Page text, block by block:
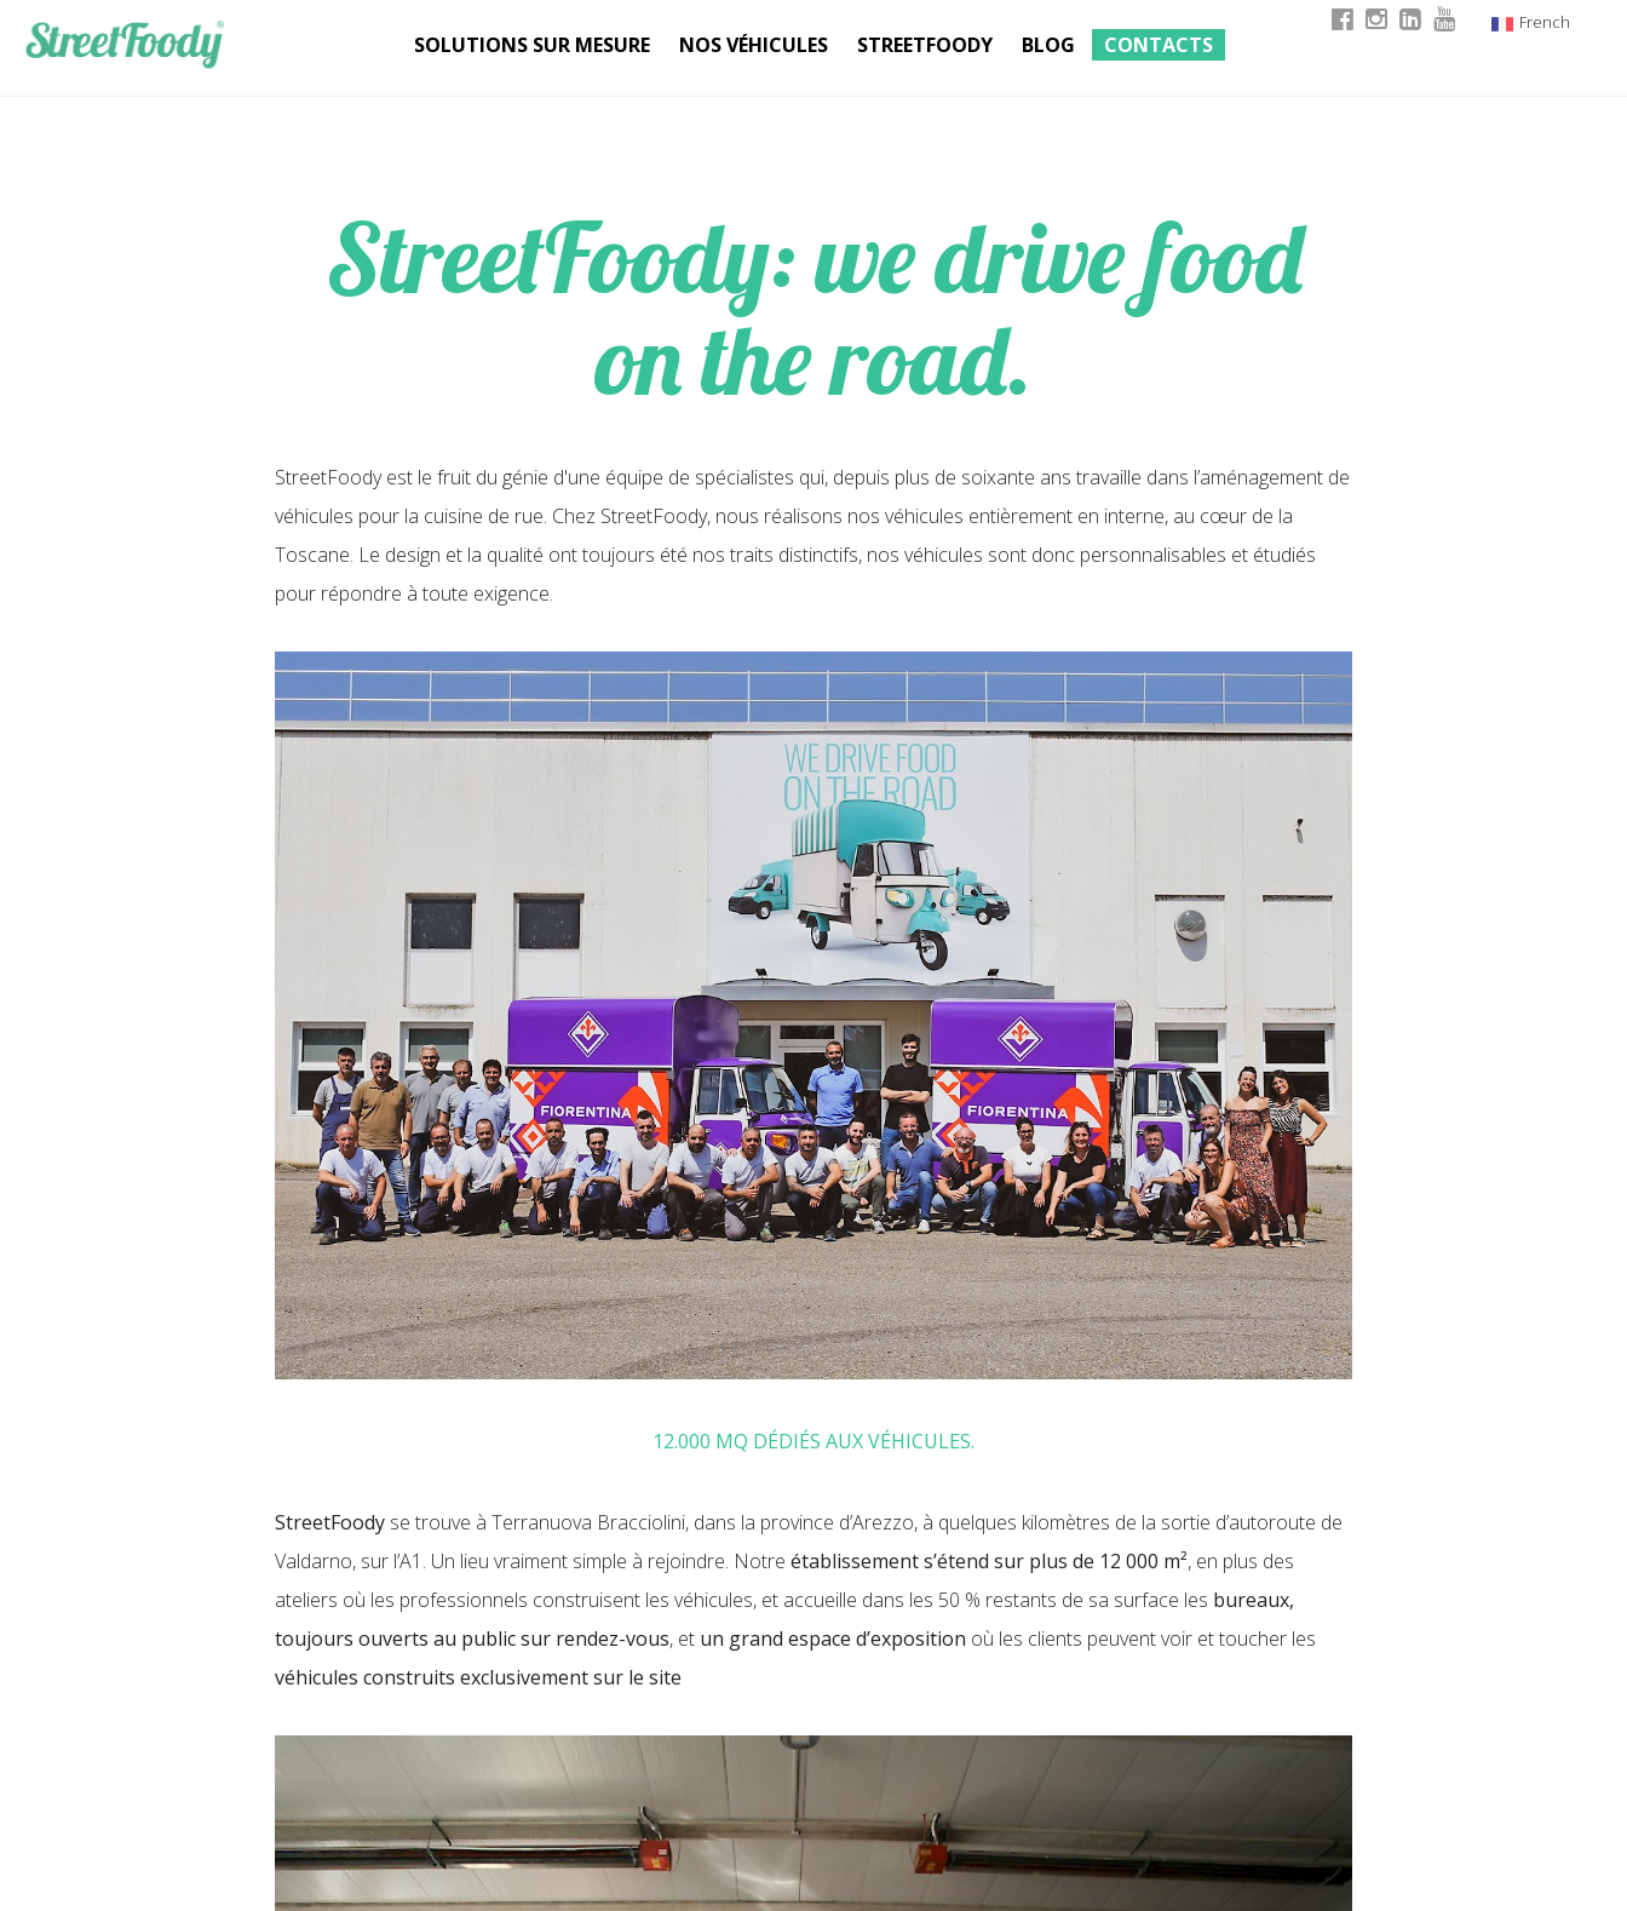
French
SOLUTIONS SUR MESURE NOS VÉHICULES STREETFOODY BLOG CONTACTS
StreetFoody: we drive food
on the road.
StreetFoody est le fruit du génie d'une équipe de spécialistes qui, depuis plus de soixante ans travaille dans l’aménagement de
véhicules pour la cuisine de rue. Chez StreetFoody, nous réalisons nos véhicules entièrement en interne, au cœur de la
Toscane. Le design et la qualité ont toujours été nos traits distinctifs, nos véhicules sont donc personnalisables et étudiés
pour répondre à toute exigence.
12.000 MQ DÉDIÉS AUX VÉHICULES.
StreetFoody se trouve à Terranuova Bracciolini, dans la province d’Arezzo, à quelques kilomètres de la sortie d’autoroute de
Valdarno, sur l’A1. Un lieu vraiment simple à rejoindre. Notre établissement s’étend sur plus de 12 000 m², en plus des
ateliers où les professionnels construisent les véhicules, et accueille dans les 50 % restants de sa surface les bureaux,
toujours ouverts au public sur rendez-vous, et un grand espace d’exposition où les clients peuvent voir et toucher les
véhicules construits exclusivement sur le site